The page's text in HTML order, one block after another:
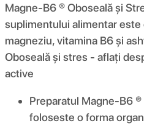
Magne-B6 ® Oboseală și
suplimentului alimentar este
magneziu, vitamina B6 și
Oboseală și stres - aflați
active
Preparatul Magne-B6
foloseste o forma